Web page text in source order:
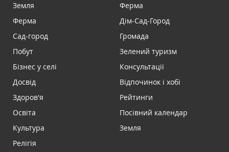
Земля
Ферма
Сад-город
Побут
Бізнес у селі
Досвід
Здоров'я
Освіта
Культура
Релігія
Ферма
Дім-Сад-Город
Громада
Зелений туризм
Консультації
Відпочинок і хобі
Рейтинги
Посівний календар
Земля